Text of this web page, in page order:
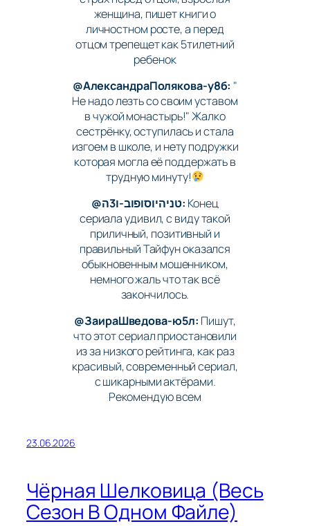
женщина, пишет книги о
личностном росте, а перед
отцом трепещет как 5тилетний
ребенок
@АлександраПолякова-у8б: "
Не надо лезть со своим уставом
в чужой монастырь!" Жалко
сестрёнку, оступилась и стала
изгоем в школе, и нету подружки
которая могла её поддержать в
трудную минуту!
@טניהיוסופוב-ו3ה: Конец
сериала удивил, с виду такой
приличный, позитивный и
правильный Тайфун оказался
обыкновенным мошенником,
немного жаль что так всё
закончилось.
@ЗаираШведова-ю5л: Пишут,
что этот сериал приостановили
из за низкого рейтинга, как раз
красивый, современный сериал,
с шикарными актёрами.
Рекомендую всем
23.06.2026
Чёрная Шелковица (Весь
Сезон В Одном Файле)